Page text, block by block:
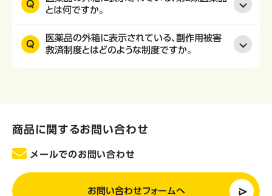
Q
とは何ですか。
Q
医薬品の外箱に表示されている、副作用被害
救済制度とはどのような制度ですか。
商品に関するお問い合わせ
メールでのお問い合わせ
お問い合わせフォームへ